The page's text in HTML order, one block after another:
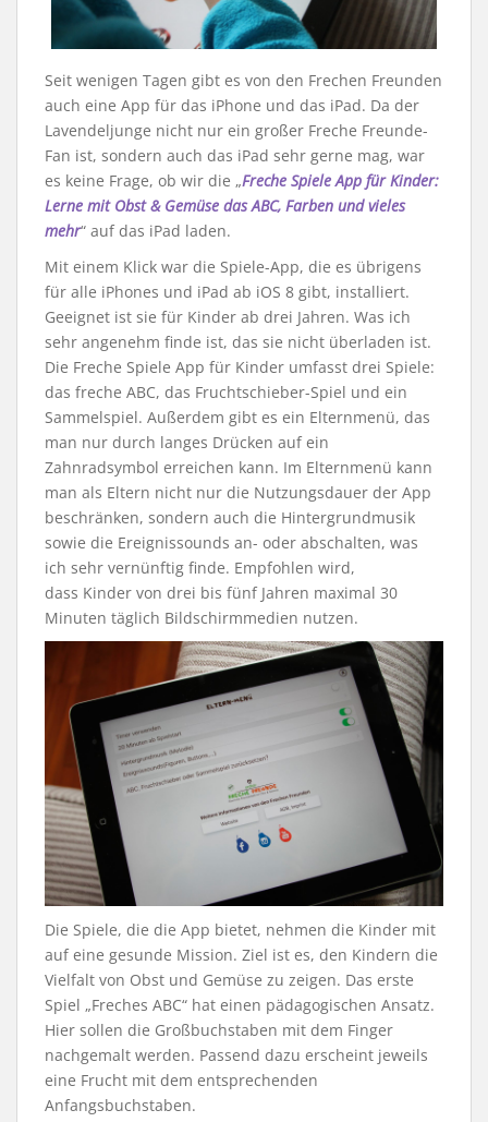
Seit wenigen Tagen gibt es von den Frechen Freunden
auch eine App für das iPhone und das iPad. Da der
Lavendeljunge nicht nur ein großer Freche Freunde-
Fan ist, sondern auch das iPad sehr gerne mag, war
es keine Frage, ob wir die „Freche Spiele App für Kinder:
Lerne mit Obst & Gemüse das ABC, Farben und vieles
mehr“ auf das iPad laden.
Mit einem Klick war die Spiele-App, die es übrigens
für alle iPhones und iPad ab iOS 8 gibt, installiert.
Geeignet ist sie für Kinder ab drei Jahren. Was ich
sehr angenehm finde ist, das sie nicht überladen ist.
Die Freche Spiele App für Kinder umfasst drei Spiele:
das freche ABC, das Fruchtschieber-Spiel und ein
Sammelspiel. Außerdem gibt es ein Elternmenü, das
man nur durch langes Drücken auf ein
Zahnradsymbol erreichen kann. Im Elternmenü kann
man als Eltern nicht nur die Nutzungsdauer der App
beschränken, sondern auch die Hintergrundmusik
sowie die Ereignissounds an- oder abschalten, was
ich sehr vernünftig finde. Empfohlen wird,
dass Kinder von drei bis fünf Jahren maximal 30
Minuten täglich Bildschirmmedien nutzen.
Die Spiele, die die App bietet, nehmen die Kinder mit
auf eine gesunde Mission. Ziel ist es, den Kindern die
Vielfalt von Obst und Gemüse zu zeigen. Das erste
Spiel „Freches ABC“ hat einen pädagogischen Ansatz.
Hier sollen die Großbuchstaben mit dem Finger
nachgemalt werden. Passend dazu erscheint jeweils
eine Frucht mit dem entsprechenden
Anfangsbuchstaben.